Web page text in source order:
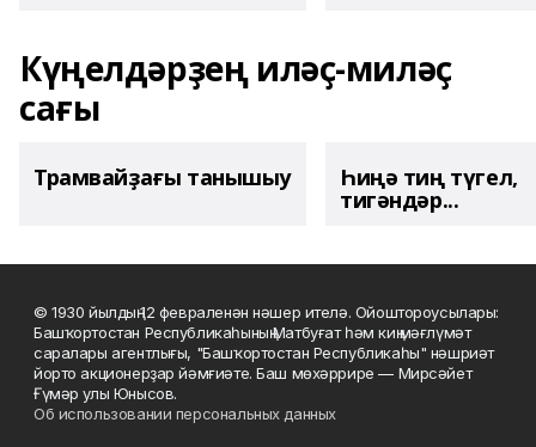
Күңелдәрҙең иләҫ-миләҫ
сағы
Трамвайҙағы танышыу Һиңә тиң түгел,
тигәндәр...
© 1930 йылдың 12 февраленән нәшер ителә. Ойоштороусылары:
Башҡортостан Республикаһының Матбуғат һәм киң мәғлүмәт
саралары агентлығы, "Башҡортостан Республикаһы" нәшриәт
йорто акционерҙар йәмғиәте. Баш мөхәррире — Мирсәйет
Ғүмәр улы Юнысов.
Об использовании персональных данных